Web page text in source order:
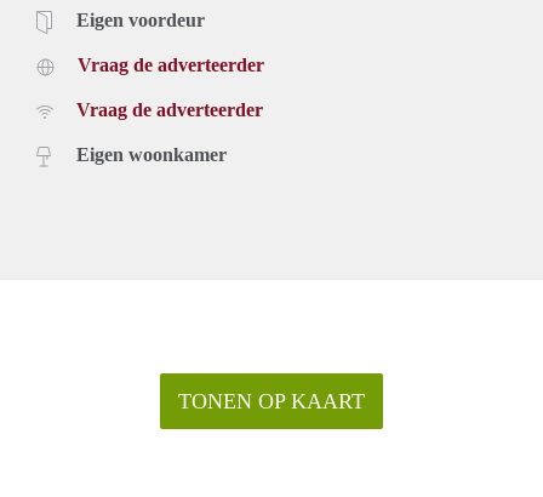
Eigen voordeur
Vraag de adverteerder
Vraag de adverteerder
Eigen woonkamer
TONEN OP KAART